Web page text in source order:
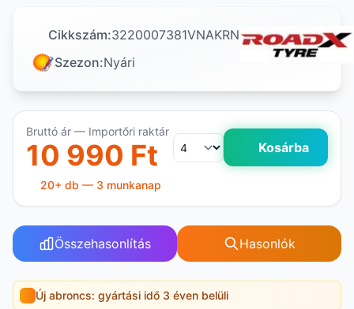
Cikkszám:3220007381VNAKRN
Szezon:Nyári
Bruttó ár — Importőri raktár
10 990 Ft Kosárba
20+ db — 3 munkanap
Összehasonlítás Hasonlók
Új abroncs: gyártási idő 3 éven belüli